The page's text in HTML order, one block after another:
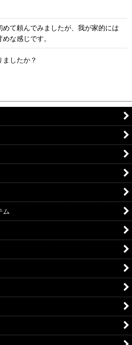
て頼んでみましたが、我が家的には
な感じです。
ましたか？
ム